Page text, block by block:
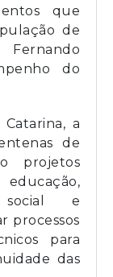
que
de
Fernando
do
a
de
projetos
social e
processos
para
das